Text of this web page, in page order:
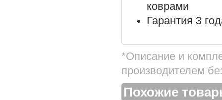
коврами
Гарантия 3
*Описание и
производителем
Похожие